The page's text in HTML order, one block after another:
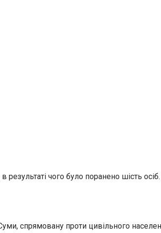
результаті чого було поранено шість осіб.
спрямовану проти цивільного